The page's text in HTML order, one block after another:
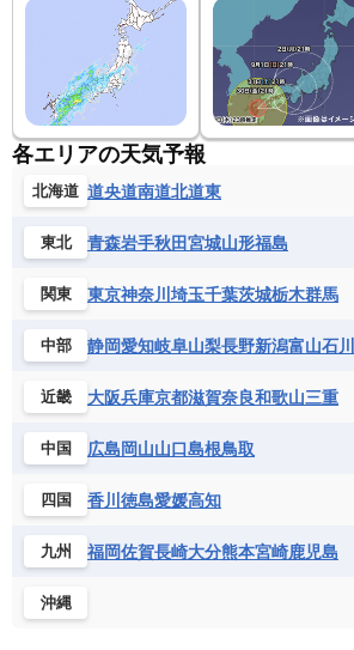
各エリアの天気予報
北海道 道央道南道北道東
東北 青森岩手秋田宮城山形福島
関東 東京神奈川 埼玉千葉茨城栃木群馬
中部 静岡愛知岐阜山梨長野新潟富山石川
近畿 大阪兵庫京都滋賀奈良和歌山三重
中国 広島岡山山口島根鳥取
四国 香川 徳島愛媛高知
九州 福岡佐賀長崎大分熊本宮崎鹿児島
沖縄